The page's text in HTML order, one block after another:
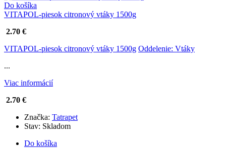
Do košíka
VITAPOL-piesok citronový vtáky 1500g
2.70 €
VITAPOL-piesok citronový vtáky 1500g Oddelenie: Vtáky
...
Viac informácií
2.70 €
Značka: Tatrapet
Stav: Skladom
Do košíka